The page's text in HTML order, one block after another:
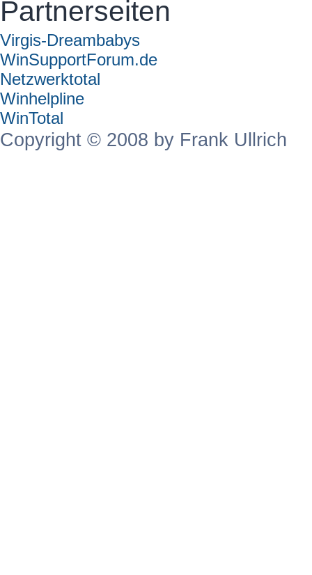
Partnerseiten
Virgis-Dreambabys
WinSupportForum.de
Netzwerktotal
Winhelpline
WinTotal
Copyright © 2008 by Frank Ullrich